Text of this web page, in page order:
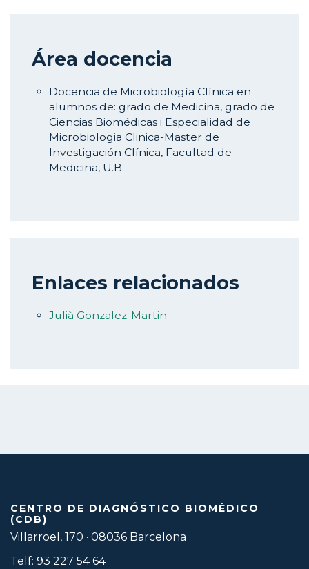
Área docencia
Docencia de Microbiología Clínica en
alumnos de: grado de Medicina, grado de
Ciencias Biomédicas i Especialidad de
Microbiologia Clinica-Master de
Investigación Clínica, Facultad de
Medicina, U.B.
Enlaces relacionados
Julià Gonzalez-Martin
CENTRO DE DIAGNÓSTICO BIOMÉDICO
(CDB)
Villarroel, 170 · 08036 Barcelona
Telf: 93 227 54 64